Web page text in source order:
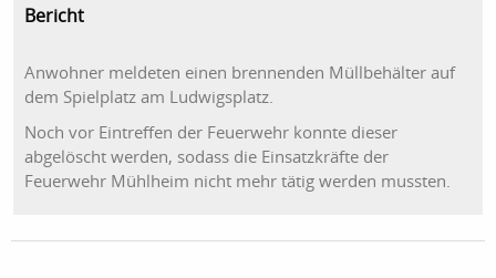
Bericht
Anwohner meldeten einen brennenden Müllbehälter auf
dem Spielplatz am Ludwigsplatz.
Noch vor Eintreffen der Feuerwehr konnte dieser
abgelöscht werden, sodass die Einsatzkräfte der
Feuerwehr Mühlheim nicht mehr tätig werden mussten.